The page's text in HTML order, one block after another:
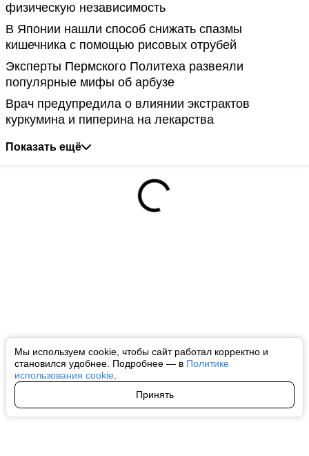
Мы используем cookie, чтобы сайт работал корректно и
становился удобнее. Подробнее — в Политике
использования cookie
Принять
физическую независимость
В Японии нашли способ снижать спазмы
кишечника с помощью рисовых отрубей
Эксперты Пермского Политеха развеяли
популярные мифы об арбузе
Врач предупредила о влиянии экстрактов
куркумина и пиперина на лекарства
Показать ещё